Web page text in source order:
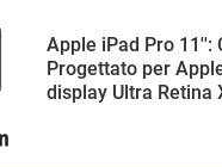
Apple iPad Pro 11'':
Progettato per
display Ultra Retina